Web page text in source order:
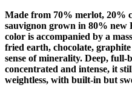
Made from 70% merlot, 20%
sauvignon grown in 80% new
color is accompanied by a
fried earth, chocolate,
sense of minerality. Deep,
concentrated and intense, it
weightless, with built-in but